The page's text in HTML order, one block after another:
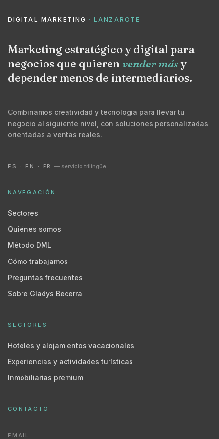
DIGITAL MARKETING · LANZAROTE
Marketing estratégico y digital para
negocios que quieren vender másy
depender menos de intermediarios.
Combinamos creatividad y tecnología para llevar tu
negocio al siguiente nivel, con soluciones personalizadas
orientadas a ventas reales.
ES · EN · FR— servicio trilingüe
NAVEGACIÓN
Sectores
Quiénes somos
Método DML
Cómo trabajamos
Preguntas frecuentes
Sobre Gladys Becerra
SECTORES
Hoteles y alojamientos vacacionales
Experiencias y actividades turísticas
Inmobiliarias premium
CONTACTO
EMAIL